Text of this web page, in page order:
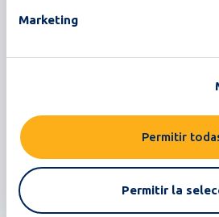
Marketing
Permitir
Permitir la
Moba cancela todos los
Descargar